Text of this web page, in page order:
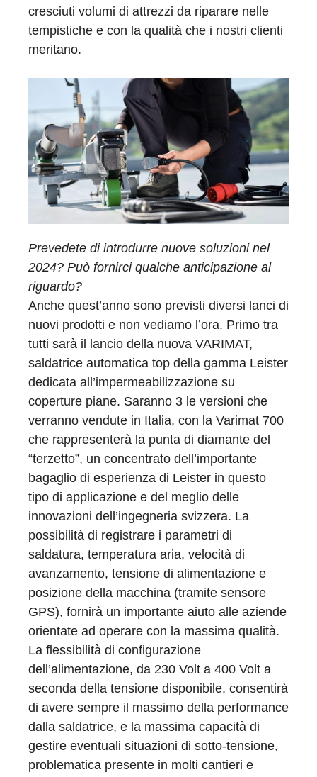
cresciuti volumi di attrezzi da riparare nelle
tempistiche e con la qualità che i nostri clienti
meritano.
Prevedete di introdurre nuove soluzioni nel
2024? Può fornirci qualche anticipazione al
riguardo?
Anche quest’anno sono previsti diversi lanci di
nuovi prodotti e non vediamo l’ora. Primo tra
tutti sarà il lancio della nuova VARIMAT,
saldatrice automatica top della gamma Leister
dedicata all’impermeabilizzazione su
coperture piane. Saranno 3 le versioni che
verranno vendute in Italia, con la Varimat 700
che rappresenterà la punta di diamante del
“terzetto”, un concentrato dell’importante
bagaglio di esperienza di Leister in questo
tipo di applicazione e del meglio delle
innovazioni dell’ingegneria svizzera. La
possibilità di registrare i parametri di
saldatura, temperatura aria, velocità di
avanzamento, tensione di alimentazione e
posizione della macchina (tramite sensore
GPS), fornirà un importante aiuto alle aziende
orientate ad operare con la massima qualità.
La flessibilità di configurazione
dell’alimentazione, da 230 Volt a 400 Volt a
seconda della tensione disponibile, consentirà
di avere sempre il massimo della performance
dalla saldatrice, e la massima capacità di
gestire eventuali situazioni di sotto-tensione,
problematica presente in molti cantieri e